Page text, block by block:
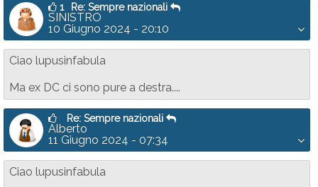
1 Re: Sempre nazionali
SINISTRO
10 Giugno 2024 - 20:10
Ciao lupusinfabula
Ma ex DC ci sono pure a destra....
Re: Sempre nazionali
Alberto
11 Giugno 2024 - 07:34
Ciao lupusinfabula